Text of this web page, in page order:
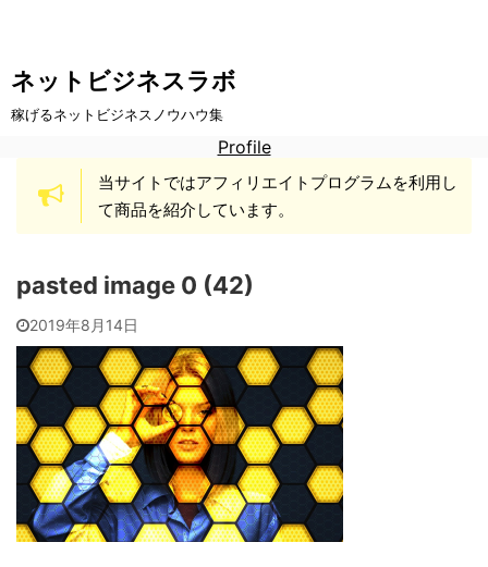
ネットビジネスラボ
稼げるネットビジネスノウハウ集
Profile
当サイトではアフィリエイトプログラムを利用し
て商品を紹介しています。
pasted image 0 (42)
2019年8月14日